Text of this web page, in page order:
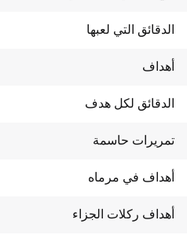
الدقائق التي لعبها
أهداف
الدقائق لكل هدف
تمريرات حاسمة
أهداف في مرماه
أهداف ركلات الجزاء